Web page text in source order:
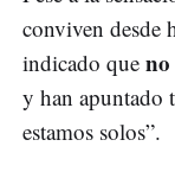
conviven desde
indicado que
y han apuntado
estamos solos”.